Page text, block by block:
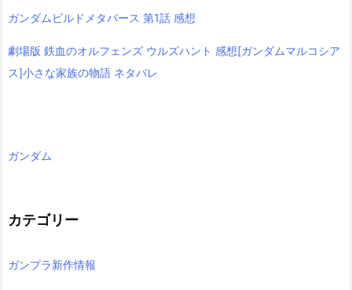
ガンダムビルドメタバース 第1話 感想
劇場版 鉄血のオルフェンズ ウルズハント 感想[ガンダムマルコシア
ス]小さな家族の物語 ネタバレ
ガンダム
カテゴリー
ガンプラ新作情報